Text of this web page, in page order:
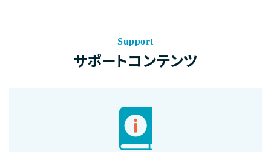
Support
サポートコンテンツ